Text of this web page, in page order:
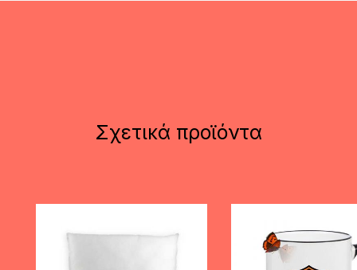
Σχετικά προϊόντα